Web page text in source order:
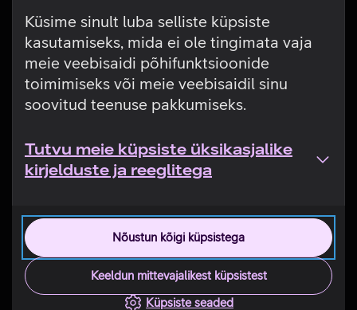
Küsime sinult luba selliste küpsiste
kasutamiseks, mida ei ole tingimata vaja
meie veebisaidi põhifunktsioonide
toimimiseks või meie veebisaidil sinu
soovitud teenuse pakkumiseks.
Tutvu meie küpsiste üksikasjalike
kirjelduste ja reeglitega
Nõustun kõigi küpsistega
Keeldun mittevajalikest küpsistest
Küpsiste seaded
Tehniline viga